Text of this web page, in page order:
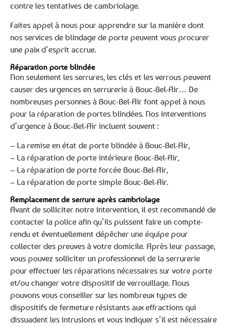
contre les tentatives de cambriolage.
Faites appel à nous pour apprendre sur la manière dont
nos services de blindage de porte peuvent vous procurer
une paix d’esprit accrue.
Réparation porte blindée
Non seulement les serrures, les clés et les verrous peuvent
causer des urgences en serrurerie à Bouc-Bel-Air… De
nombreuses personnes à Bouc-Bel-Air font appel à nous
pour la réparation de portes blindées. Nos interventions
d’urgence à Bouc-Bel-Air incluent souvent :
– La remise en état de porte blindée à Bouc-Bel-Air,
– La réparation de porte intérieure Bouc-Bel-Air,
– La réparation de porte forcée Bouc-Bel-Air,
– La réparation de porte simple Bouc-Bel-Air.
Remplacement de serrure après cambriolage
Avant de solliciter notre intervention, il est recommandé de
contacter la police afin qu’ils puissent faire un compte-
rendu et éventuellement dépêcher une équipe pour
collecter des preuves à votre domicile. Après leur passage,
vous pouvez solliciter un professionnel de la serrurerie
pour effectuer les réparations nécessaires sur votre porte
et/ou changer votre dispositif de verrouillage. Nous
pouvons vous conseiller sur les nombreux types de
dispositifs de fermeture résistants aux effractions qui
dissuadent les intrusions et vous indiquer s’il est nécessaire